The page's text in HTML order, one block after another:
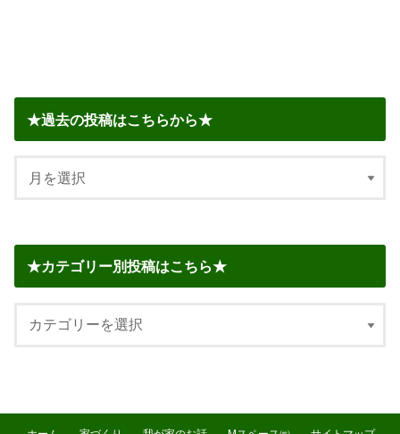
★過去の投稿はこちらから★
★カテゴリー別投稿はこちら★